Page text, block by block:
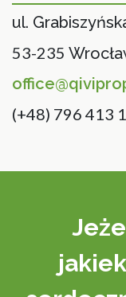
ul.
53-235
(+48) 796 413